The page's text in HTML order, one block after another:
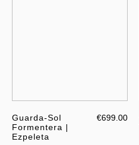
Guarda-Sol
Formentera |
Ezpeleta
€699.00